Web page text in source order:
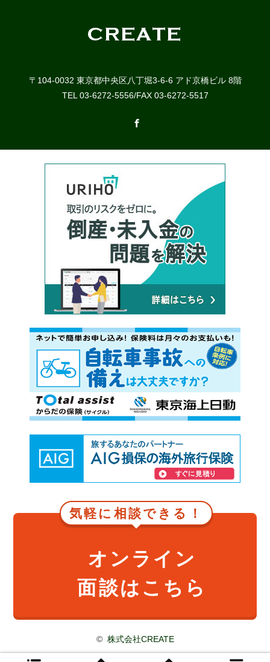
〒104-0032 東京都中央区八丁堀3-6-6 アド京橋ビル 8階
TEL 03-6272-5556/FAX 03-6272-5517
気軽に相談できる！
オンライン
面談はこちら
© 株式会社CREATE